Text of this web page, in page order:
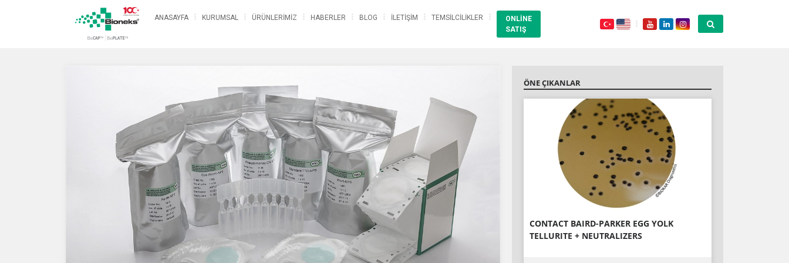
ANASAYFA KURUMSAL ÜRÜNLERİMİZ HABERLER BLOG İLETİŞİM TEMSİLCİLİKLER
ONLİNE
SATIŞ
ÖNE ÇIKANLAR
CONTACT BAIRD-PARKER EGG YOLK
TELLURITE + NEUTRALIZERS